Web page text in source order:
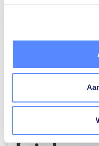
DJ
Bekijk de top 10 dj's
place
ZONNEPANELEN-